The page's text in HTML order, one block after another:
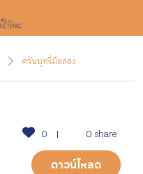
ควันบุหรี่มือสอง
0 0 share
ดาวน์โหลด